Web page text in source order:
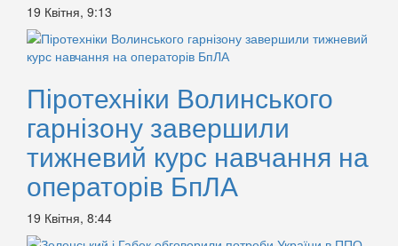
19 Квітня, 9:13
Піротехніки Волинського
гарнізону завершили
тижневий курс навчання на
операторів БпЛА
19 Квітня, 8:44